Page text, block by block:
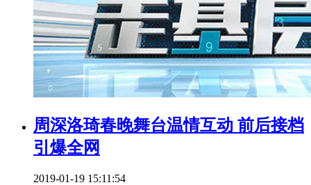
周深洛琦春晚舞台温情互动 前后接档
引爆全网
2019-01-19 15:11:54